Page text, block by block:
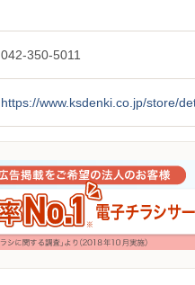
042-350-5011
https://www.ksdenki.co.jp/store/